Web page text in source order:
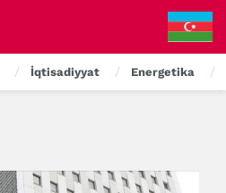
İqtisadiyyat Energetika